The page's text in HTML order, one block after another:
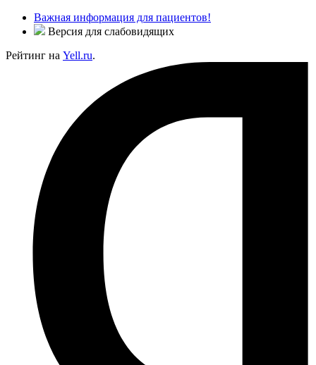
Важная информация для пациентов!
Версия для слабовидящих
Рейтинг на Yell.ru.